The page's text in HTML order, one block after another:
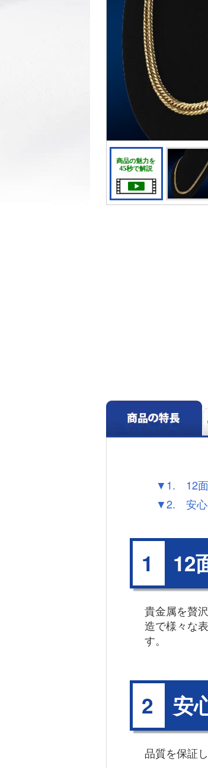
商品の魅力を
45秒で解説
▼1. 12面
▼2. 安心
1 12
貴金属を贅
造で様々な
す。
2 安
品質を保証